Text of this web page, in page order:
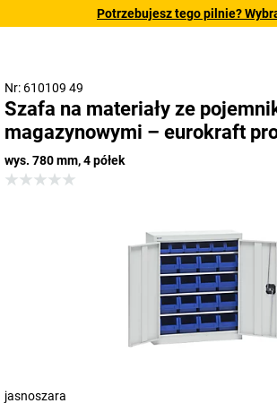
Potrzebujesz tego pilnie?
Nr: 610109 49
Szafa na materiały ze
magazynowymi – eurokraft
wys. 780 mm, 4 półek
jasnoszara